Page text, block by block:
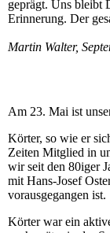
geprägt. Uns bleibt
Erinnerung. Der
Martin Walter,
Am 23. Mai ist
Körter, so wie er
Zeiten Mitglied in
wir seit den 80iger
mit Hans-Josef
vorausgegangen ist.
Körter war ein